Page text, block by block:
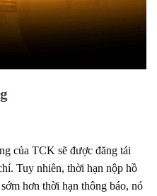
của TCK sẽ được đăng tải
Tuy nhiên, thời hạn nộp hồ
hơn thời hạn thông báo, nó